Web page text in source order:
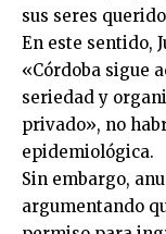
sus seres
En este sentido,
«Córdoba sigue
seriedad y
privado», no
epidemiológica.
Sin embargo,
argumentando